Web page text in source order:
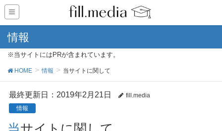
情報
※当サイトにはPRが含まれています。
HOME 情報 当サイトに関して
最終更新日：2019年2月21日
fill.media
情報